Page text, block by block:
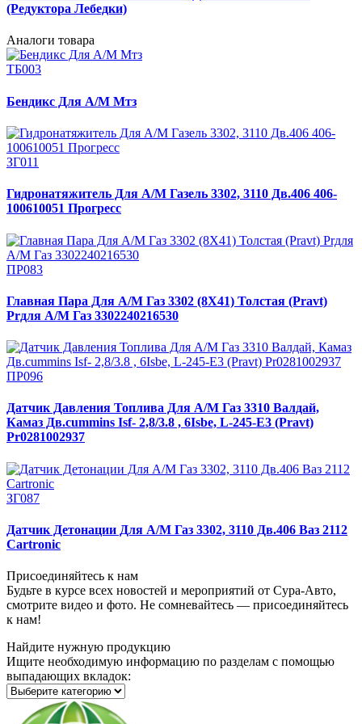
(Редуктора Лебедки)
Аналоги товара
ТБ003
Бендикс Для А/М Мтз
ЗГ011
Гидронатяжитель Для А/М Газель 3302, 3110 Дв.406 406-
100610051 Прогресс
ПР083
Главная Пара Для А/М Газ 3302 (8Х41) Толстая (Pravt)
Prдля А/М Газ 3302240216530
ПР096
Датчик Давления Топлива Для А/М Газ 3310 Валдай,
Камаз Дв.cummins Isf- 2,8/3.8 , 6Isbe, L-245-Е3 (Pravt)
Pr0281002937
ЗГ087
Датчик Детонации Для А/М Газ 3302, 3110 Дв.406 Ваз 2112
Cartronic
Присоединяйтесь к нам
Будьте в курсе всех новостей и мероприятий от Сура-Авто,
смотрите видео и фото. Не сомневайтесь — присоединяйтесь
к нам!
Найдите нужную продукцию
Ищите необходимую информацию по разделам с помощью
выпадающих вкладок: